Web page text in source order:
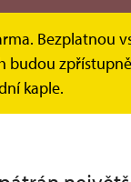
Bezplatnou
kaple.